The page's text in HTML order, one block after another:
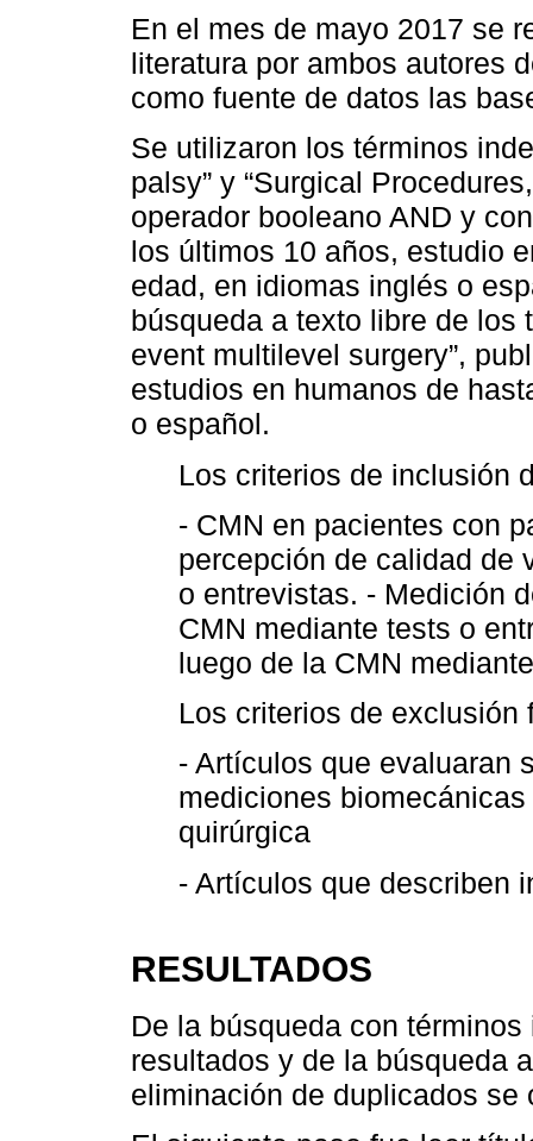
En el mes de mayo 2017 se
literatura por ambos autores
como fuente de datos las
Se utilizaron los términos
palsy” y “Surgical
operador booleano AND y
los últimos 10 años, estudio
edad, en idiomas inglés o
búsqueda a texto libre de los
event multilevel surgery​”,
estudios en humanos de
o español.
Los criterios de inclusión
- CMN en pacientes con
percepción de calidad de
o entrevistas. - Medición
CMN mediante tests o
luego de la CMN
Los criterios de exclusión
- Artículos que evaluaran
mediciones
quirúrgica
- Artículos que describen
RESULTADOS
De la búsqueda con
resultados y de la búsqueda
eliminación de duplicados se